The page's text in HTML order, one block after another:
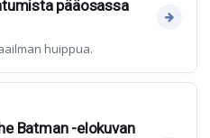
pääosassa
huippua.
Batman -elokuvan